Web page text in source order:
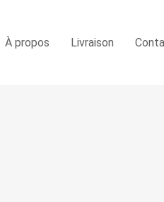
À propos Livraison